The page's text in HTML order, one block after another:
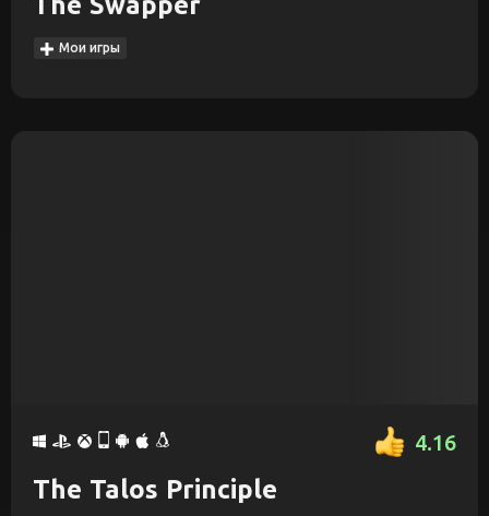
Мои игры
4.16
The Talos Principle